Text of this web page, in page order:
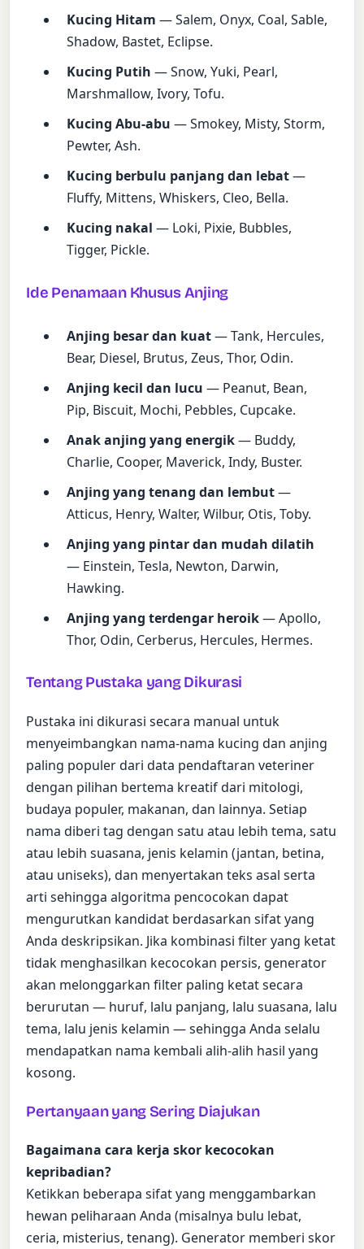
Kucing Hitam — Salem, Onyx, Coal, Sable,
Shadow, Bastet, Eclipse.
Kucing Putih — Snow, Yuki, Pearl,
Marshmallow, Ivory, Tofu.
Kucing Abu-abu — Smokey, Misty, Storm,
Pewter, Ash.
Kucing berbulu panjang dan lebat—
Fluffy, Mittens, Whiskers, Cleo, Bella.
Kucing nakal — Loki, Pixie, Bubbles,
Tigger, Pickle.
Ide Penamaan Khusus Anjing
Anjing besar dan kuat— Tank, Hercules,
Bear, Diesel, Brutus, Zeus, Thor, Odin.
Anjing kecil dan lucu — Peanut, Bean,
Pip, Biscuit, Mochi, Pebbles, Cupcake.
Anak anjing yang energik— Buddy,
Charlie, Cooper, Maverick, Indy, Buster.
Anjing yang tenang dan lembut—
Atticus, Henry, Walter, Wilbur, Otis, Toby.
Anjing yang pintar dan mudah dilatih
— Einstein, Tesla, Newton, Darwin,
Hawking.
Anjing yang terdengar heroik— Apollo,
Thor, Odin, Cerberus, Hercules, Hermes.
Tentang Pustaka yang Dikurasi
Pustaka ini dikurasi secara manual untuk
menyeimbangkan nama-nama kucing dan anjing
paling populer dari data pendaftaran veteriner
dengan pilihan bertema kreatif dari mitologi,
budaya populer, makanan, dan lainnya. Setiap
nama diberi tag dengan satu atau lebih tema, satu
atau lebih suasana, jenis kelamin (jantan, betina,
atau uniseks), dan menyertakan teks asal serta
arti sehingga algoritma pencocokan dapat
mengurutkan kandidat berdasarkan sifat yang
Anda deskripsikan. Jika kombinasi filter yang ketat
tidak menghasilkan kecocokan persis, generator
akan melonggarkan filter paling ketat secara
berurutan — huruf, lalu panjang, lalu suasana, lalu
tema, lalu jenis kelamin — sehingga Anda selalu
mendapatkan nama kembali alih-alih hasil yang
kosong.
Pertanyaan yang Sering Diajukan
Bagaimana cara kerja skor kecocokan
kepribadian?
Ketikkan beberapa sifat yang menggambarkan
hewan peliharaan Anda (misalnya bulu lebat,
ceria, misterius, tenang). Generator memberi skor